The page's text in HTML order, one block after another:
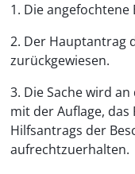
1. Die
2. Der Hauptantrag
zurückgewiesen.
3. Die Sache wird
mit der Auflage,
Hilfsantrags der
aufrechtzuerhalten.